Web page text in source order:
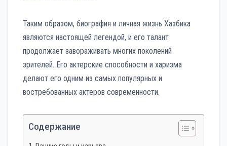
Таким образом, биография и личная жизнь Хазбика
являются настоящей легендой, и его талант
продолжает завораживать многих поколений
зрителей. Его актерские способности и харизма
делают его одним из самых популярных и
востребованных актеров современности.
Содержание